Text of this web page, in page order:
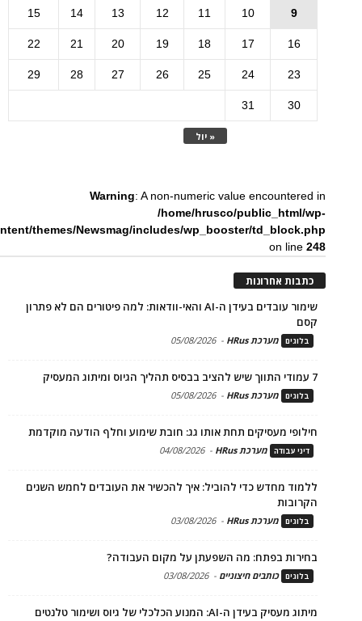
« יול
9
10
11
12
13
14
15
16
17
18
19
20
21
22
23
24
25
26
27
28
29
30
31
Warning: A non-numeric value encountered in
/home/hrusco/public_html/wp-
themes/Newsmag/includes/wp_booster/td_block.php
on line248
כתבות אחרונות
שימור עובדים בעידן ה-AI והאי-וודאות: למה פיטורים הם לא פתרון
קסם
בלוגים מערכת HRus -
05/08/2026
7 עמודי התווך שיש להציב בבסיס תהליך הגיוס ומיתוג המעסיק
בלוגים מערכת HRus -
05/08/2026
חילופי מעסיקים תחת אותו גג: חובת שימוע וחלף הודעה מוקדמת
דיני עבודה מערכת HRus -
04/08/2026
ללמוד מחדש כדי להוביל: איך להכשיר את העובדים לחמש השנים
הקרובות
בלוגים מערכת HRus -
03/08/2026
בחירות בפתח: מה השפעתן על מקום העבודה?
בלוגים כותבים חיצוניים -
03/08/2026
מיתוג מעסיק בעידן ה-AI: המנוע הכלכלי של גיוס ושימור טלנטים